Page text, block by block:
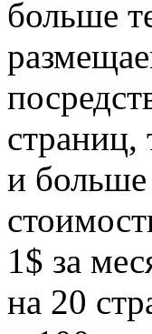
больше
страниц,
и больше
1$ за
на 20